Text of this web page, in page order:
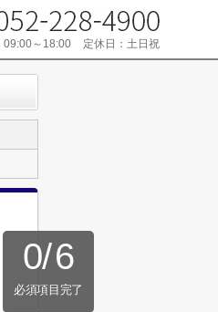
09:00～18:00 定休日： 土日祝
0/6
必須項目完了